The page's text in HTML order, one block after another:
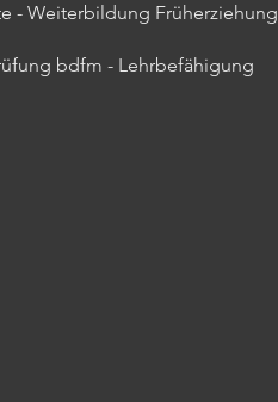
- Weiterbildung Früherziehung
bdfm - Lehrbefähigung